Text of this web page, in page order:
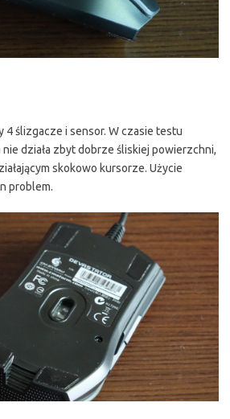
4 ślizgacze i sensor. W czasie testu
nie działa zbyt dobrze śliskiej powierzchni,
skokowo kursorze. Użycie
problem.